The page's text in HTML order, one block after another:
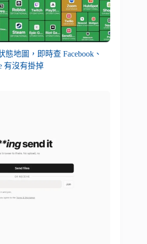
態地圖，即時查 Facebook、
有沒有掛掉